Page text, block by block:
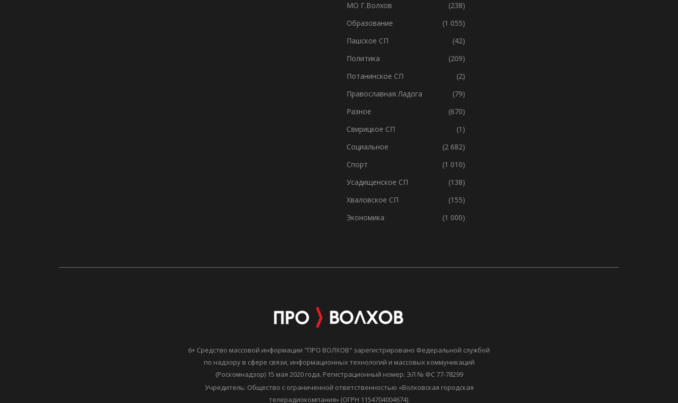
МО Г.Волхов
(238)
Образование
(1 055)
Пашское СП
(42)
Политика
(209)
Потанинское СП
(2)
Православная Ладога
(79)
Разное
(670)
Свирицкое СП
(1)
Социальное
(2 682)
Спорт
(1 010)
Усадищенское СП
(138)
Хваловское СП
(155)
Экономика
(1 000)
6+ Средство массовой информации "ПРО ВОЛХОВ" зарегистрировано Федеральной службой
по надзору в сфере связи, информационных технологий и массовых коммуникаций
(Роскомнадзор) 15 мая 2020 года. Регистрационный номер: ЭЛ № ФС 77-78299
Учредитель: Общество с ограниченной ответственностью «Волховская городская
телерадиокомпания» (ОГРН 1154704004674).